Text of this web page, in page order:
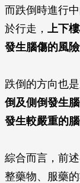
而跌倒時進行
於行走， 上下
發生腦傷的風
跌倒的方向也
倒及側倒發生
發生較嚴重的
綜合而言，前
整藥物、服藥